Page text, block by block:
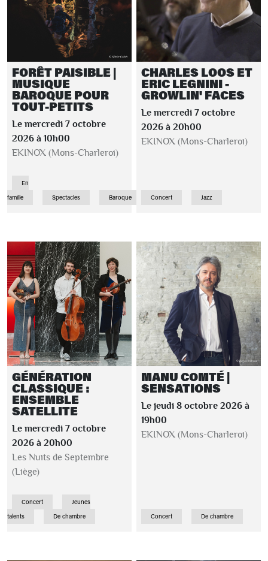
FORÊT PAISIBLE |
MUSIQUE
BAROQUE POUR
TOUT-PETITS
Le mercredi 7 octobre
2026 à 10h00
EKINOX (Mons-Charleroi)
En
famille
Spectacles Baroque
CHARLES LOOS ET
ERIC LEGNINI -
GROWLIN' FACES
Le mercredi 7 octobre
2026 à 20h00
EKINOX (Mons-Charleroi)
Concert Jazz
GÉNÉRATION
CLASSIQUE :
ENSEMBLE
SATELLITE
Le mercredi 7 octobre
2026 à 20h00
Les Nuits de Septembre
(Liège)
Concert
Jeunes
talents
De chambre
MANU COMTÉ |
SENSATIONS
Le jeudi 8 octobre 2026 à
19h00
EKINOX (Mons-Charleroi)
Concert De chambre